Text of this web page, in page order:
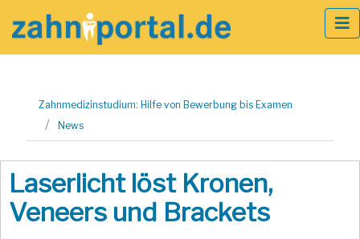
springen
Zahnmedizinstudium: Hilfe von Bewerbung bis Examen
News
Laserlicht löst Kronen,
Veneers und Brackets